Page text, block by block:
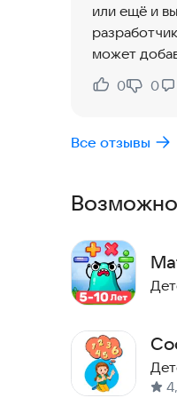
или ещё и вычитание.
может
ссылкой на
почему его
рустора
Нравится:
0
Не
0
Все отзывы